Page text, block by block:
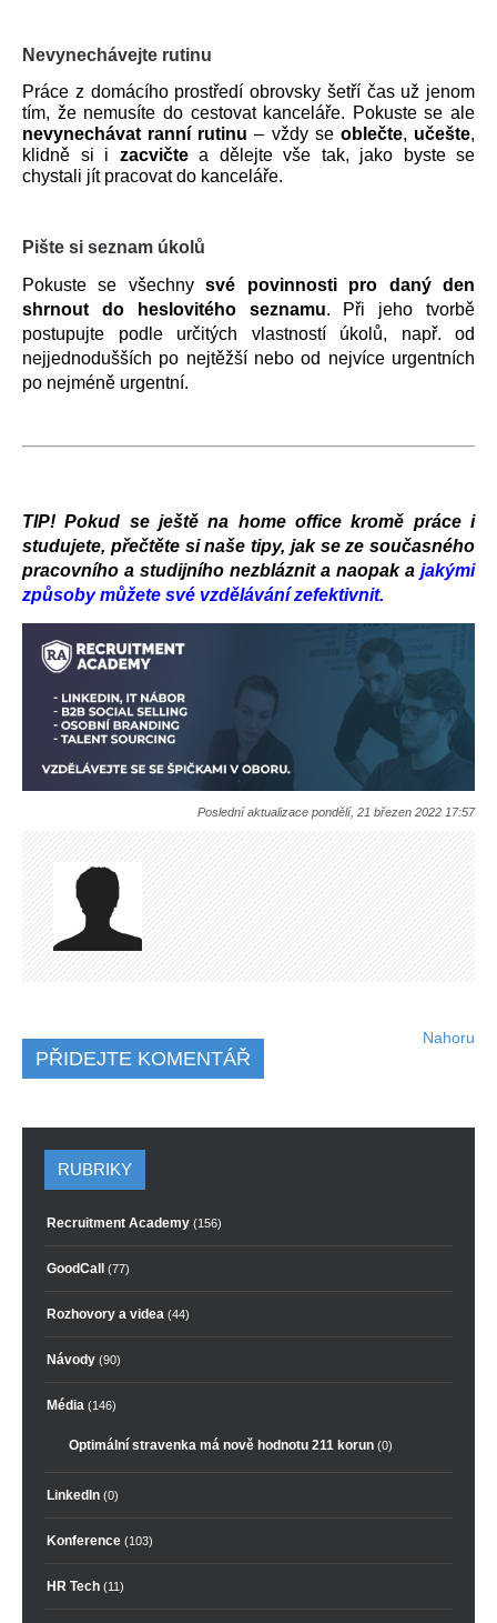
Nevynechávejte rutinu
Práce z domácího prostředí obrovsky šetří čas už jenom
nevynechávat ranní rutinu – vždy se oblečte, učešte,
klidně si i zacvičte a dělejte vše tak, jako byste se
chystali jít pracovat do kanceláře.
Pište si seznam úkolů
Pokuste se všechny své povinnosti pro daný den
shrnout do heslovitého seznamu. Při jeho tvorbě
postupujte podle určitých vlastností úkolů, např. od
nejjednodušších po nejtěžší nebo od nejvíce urgentních
po nejméně urgentní.
TIP! Pokud se ještě na home office kromě práce i
studujete, přečtěte si naše tipy, jak se ze současného
pracovního a studijního nezbláznit a naopak a jakými
způsoby můžete své vzdělávání zefektivnit.
Poslední aktualizace pondělí, 21 březen 2022 17:57
PŘIDEJTE KOMENTÁŘ
Nahoru
RUBRIKY
Recruitment Academy (156)
GoodCall (77)
Rozhovory a videa (44)
Návody (90)
Média (146)
Optimální stravenka má nově hodnotu 211 korun (0)
LinkedIn (0)
Konference (103)
HR Tech (11)